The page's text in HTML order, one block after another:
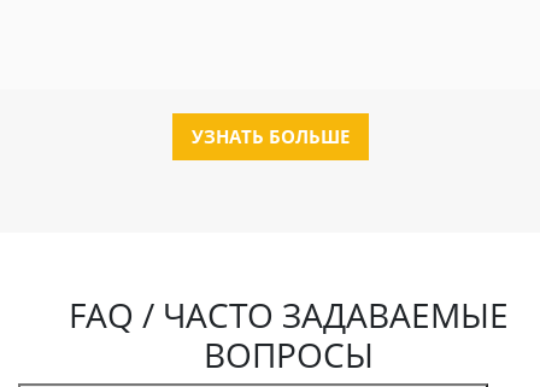
УЗНАТЬ БОЛЬШЕ
FAQ / ЧАСТО ЗАДАВАЕМЫЕ
ВОПРОСЫ